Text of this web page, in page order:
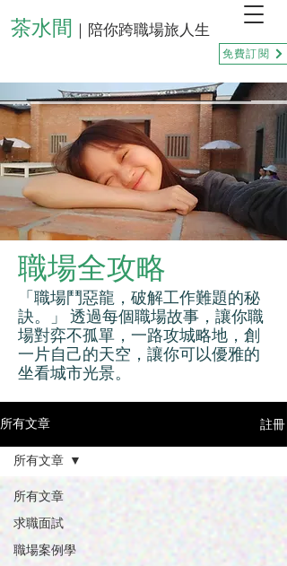
茶水間 ｜陪你跨職場旅人生
免費訂閱
職場全攻略
「職場鬥惡龍，破解工作難題的秘
訣。」 透過每個職場故事，讓你職
場對弈不孤單，一路攻城略地，創
一片自己的天空，讓你可以優雅的
坐看城市光景。
所有文章 註冊
所有文章
求職面試
職場案例學
所有文章